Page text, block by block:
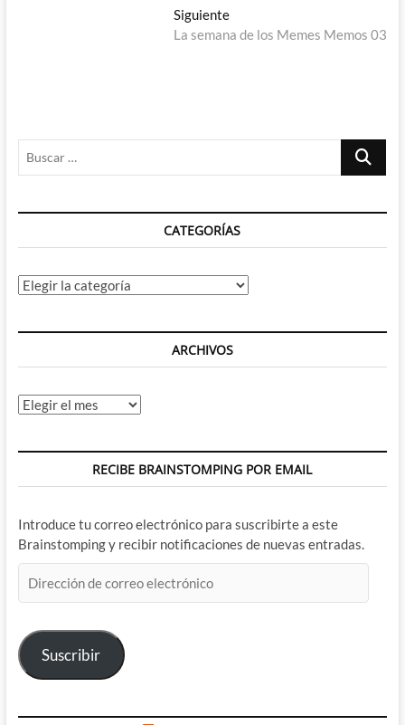
de
SiguienteEntrada
siguiente:
La semana de los Memes Memos 03
Buscar
CATEGORÍAS
Categorías
ARCHIVOS
Archivos
RECIBE BRAINSTOMPING POR EMAIL
Introduce tu correo electrónico para suscribirte a este
Brainstomping y recibir notificaciones de nuevas entradas.
de
electrónico
Suscribir